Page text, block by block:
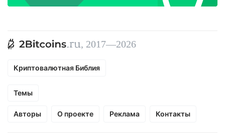
, 2017—2026
Криптовалютная Библия
Темы
Авторы О проекте Реклама Контакты